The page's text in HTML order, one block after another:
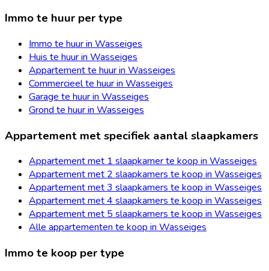
Immo te huur per type
Immo te huur in Wasseiges
Huis te huur in Wasseiges
Appartement te huur in Wasseiges
Commercieel te huur in Wasseiges
Garage te huur in Wasseiges
Grond te huur in Wasseiges
Appartement met specifiek aantal slaapkamers
Appartement met 1 slaapkamer te koop in Wasseiges
Appartement met 2 slaapkamers te koop in Wasseiges
Appartement met 3 slaapkamers te koop in Wasseiges
Appartement met 4 slaapkamers te koop in Wasseiges
Appartement met 5 slaapkamers te koop in Wasseiges
Alle appartementen te koop in Wasseiges
Immo te koop per type